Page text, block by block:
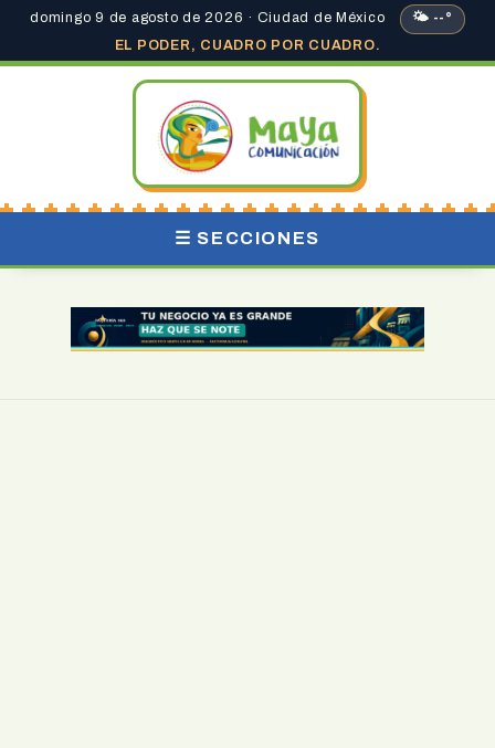
domingo 9 de agosto de 2026 · Ciudad de México
🌤 --°
EL PODER, CUADRO POR CUADRO.
☰ SECCIONES